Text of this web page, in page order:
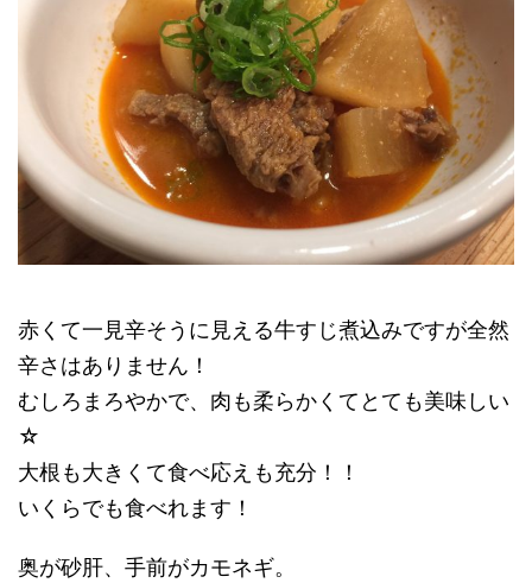
赤くて一見辛そうに見える牛すじ煮込みですが全然
辛さはありません！
むしろまろやかで、肉も柔らかくてとても美味しい
☆
大根も大きくて食べ応えも充分！！
いくらでも食べれます！
奥が砂肝、手前がカモネギ。